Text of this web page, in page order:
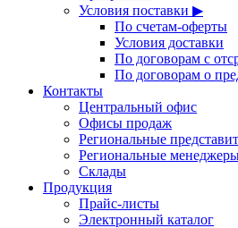
Условия поставки ▶
По счетам-оферты
Условия доставки
По договорам с
По договорам о
Контакты
Центральный офис
Офисы продаж
Региональные
Региональные
Склады
Продукция
Прайс-листы
Электронный каталог